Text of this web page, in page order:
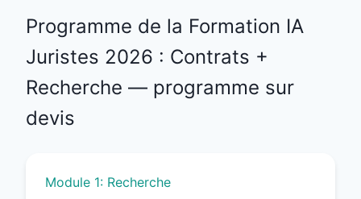
Programme de la Formation IA
Juristes 2026 : Contrats +
Recherche — programme sur
devis
Module 1: Recherche